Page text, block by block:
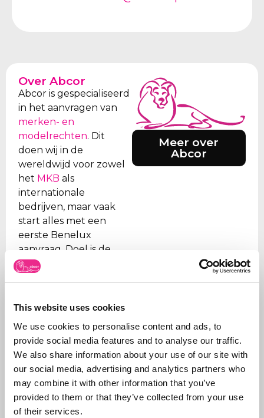
This website uses cookies
We use cookies to personalise content and ads, to
provide social media features and to analyse our traffic.
We also share information about your use of our site with
our social media, advertising and analytics partners who
may combine it with other information that you’ve
provided to them or that they’ve collected from your use
of their services.
Over Abcor
Abcor is gespecialiseerd
in het aanvragen van
merken- en
modelrechten. Dit
doen wij in de
wereldwijd voor zowel
het MKB als
internationale
bedrijven, maar vaak
start alles met een
eerste Benelux
aanvraag. Doel is de
klant te ontzorgen en
advies wat aan te
Naast het aanvragen
van merken, beheren
wij ook de portefeuilles
voor onze klanten. Wij
zorgen ervoor dat
Meer over
Abcor